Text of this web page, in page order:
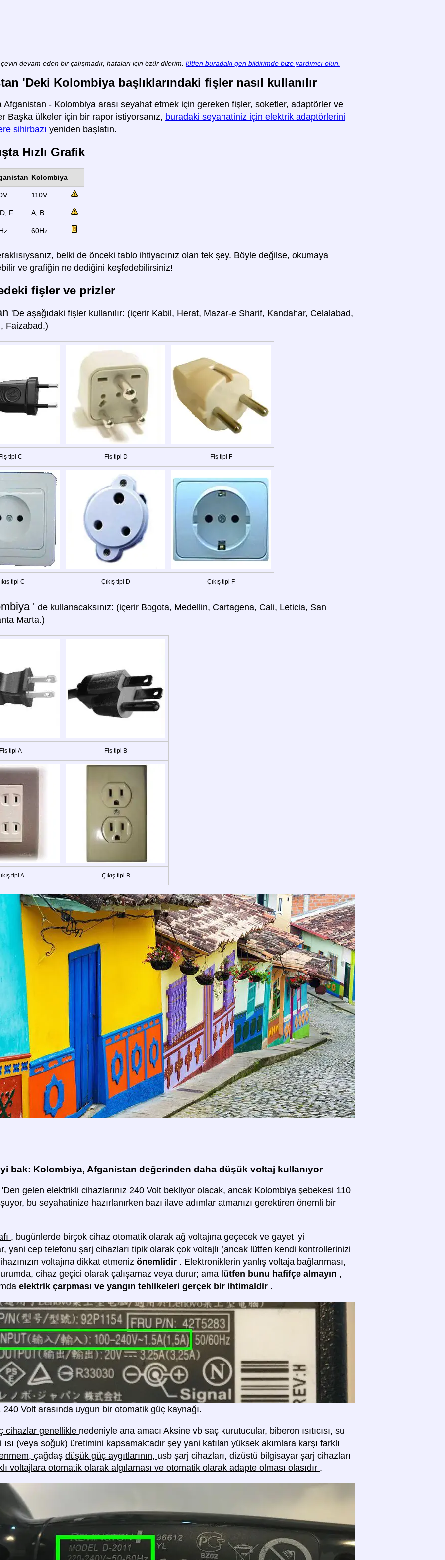
devam eden bir çalışmadır, hataları için özür dilerim. lütfen buradaki geri bildirimde bize yardımcı olun.
'Deki Kolombiya başlıklarındaki fişler nasıl kullanılır
Afganistan - Kolombiya arası seyahat etmek için gereken fişler, soketler, adaptörler ve
Başka ülkeler için bir rapor istiyorsanız, buradaki seyahatiniz için elektrik adaptörlerini
sihirbazı yeniden başlatın.
Hızlı Grafik
Kolombiya
110V.
F. A, B.
60Hz.
belki de önceki tablo ihtiyacınız olan tek şey. Böyle değilse, okumaya
ve grafiğin ne dediğini keşfedebilirsiniz!
fişler ve prizler
'De aşağıdaki fişler kullanılır: (içerir Kabil, Herat, Mazar-e Sharif, Kandahar, Celalabad,
Faizabad.)
tipi C Fiş tipi D Fiş tipi F
tipi C Çıkış tipi D Çıkış tipi F
' de kullanacaksınız: (içerir Bogota, Medellin, Cartagena, Cali, Leticia, San
Marta.)
tipi A Fiş tipi B
tipi A Çıkış tipi B
bak: Kolombiya, Afganistan değerinden daha düşük voltaj kullanıyor
gelen elektrikli cihazlarınız 240 Volt bekliyor olacak, ancak Kolombiya şebekesi 110
bu seyahatinize hazırlanırken bazı ilave adımlar atmanızı gerektiren önemli bir
, bugünlerde birçok cihaz otomatik olarak ağ voltajına geçecek ve gayet iyi
yani cep telefonu şarj cihazları tipik olarak çok voltajlı (ancak lütfen kendi kontrollerinizi
voltajına dikkat etmeniz önemlidir . Elektroniklerin yanlış voltaja bağlanması,
cihaz geçici olarak çalışamaz veya durur; ama lütfen bunu hafifçe almayın ,
elektrik çarpması ve yangın tehlikeleri gerçek bir ihtimaldir .
240 Volt arasında uygun bir otomatik güç kaynağı.
cihazlar genellikle nedeniyle ana amacı Aksine vb saç kurutucular, biberon ısıtıcısı, su
ısı (veya soğuk) üretimini kapsamaktadır şey yani katılan yüksek akımlara karşı farklı
çağdaş düşük güç aygıtlarının, usb şarj cihazları, dizüstü bilgisayar şarj cihazları
voltajlara otomatik olarak algılaması ve otomatik olarak adapte olması olasıdır .